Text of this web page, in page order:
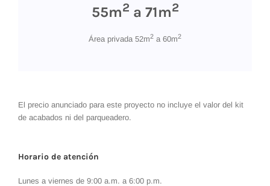
55m2 a 71m2
Área privada 52m2 a 60m2
El precio anunciado para este proyecto no incluye el valor del kit
de acabados ni del parqueadero.
Horario de atención
Lunes a viernes de 9:00 a.m. a 6:00 p.m.